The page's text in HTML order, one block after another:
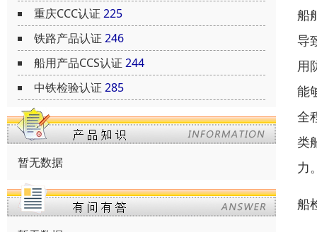
重庆CCC认证 225
铁路产品认证 246
船用产品CCS认证 244
中铁检验认证 285
暂无数据
船
导
用
能
全
类
力
船